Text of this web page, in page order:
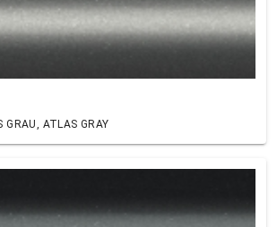
GRAU, ATLAS GRAY